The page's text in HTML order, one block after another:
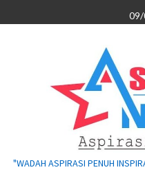
to
"WADAH ASPIRASI PENUH